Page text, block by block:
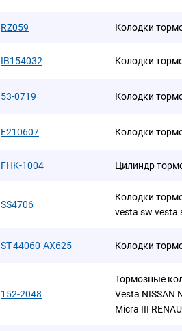
RZ059 Колодки
IB154032 Колодки
53-0719 Колодки
E210607 Колодки
FHK-1004 Цилиндр
SS4706
Колодки
vesta sw vesta
ST-44060-AX625 Колодки
152-2048
Тормозные
Vesta NISSAN
Micra III